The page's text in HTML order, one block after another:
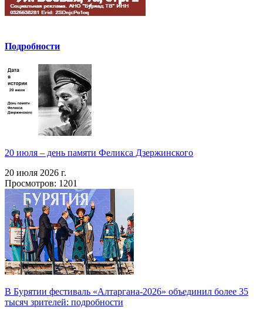
Подробности
20 июля – день памяти Феликса Дзержинского
20 июля 2026 г.
Просмотров: 1201
В Бурятии фестиваль «Алтаргана-2026» объединил более 35
тысяч зрителей: подробности